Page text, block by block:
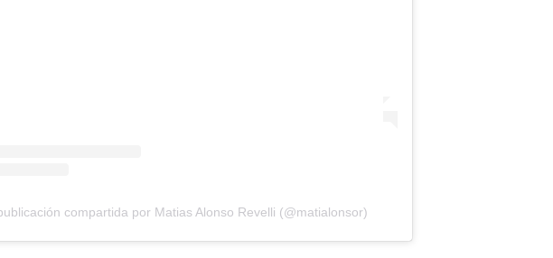
compartida por Matias Alonso Revelli (@matialonsor)